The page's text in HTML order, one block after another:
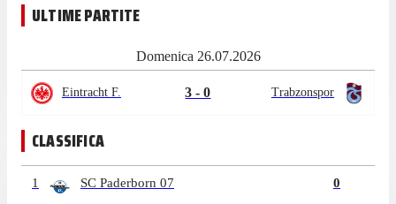
ULTIME PARTITE
Domenica 26.07.2026
Eintracht F. 3 - 0 Trabzonspor
CLASSIFICA
1 SC Paderborn 07 0